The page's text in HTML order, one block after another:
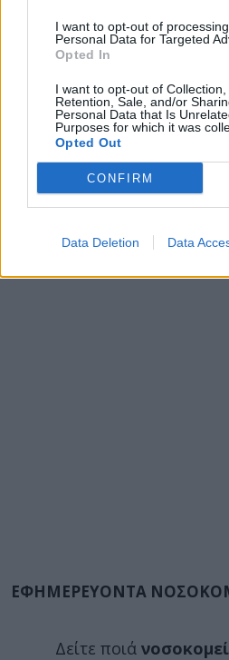
I want to opt-out of
Personal Data for Targeted
Opted In
I want to opt-out of Collection,
Retention, Sale, and/or
Personal Data that Is
Purposes for which it was
Opted Out
CONFIRM
Data Deletion Data
ΕΦΗΜΕΡΕΥΟΝΤΑ
Δείτε ποιά